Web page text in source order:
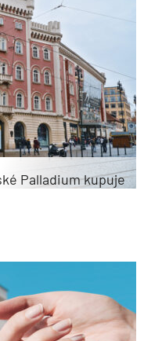
Palladium kupuje